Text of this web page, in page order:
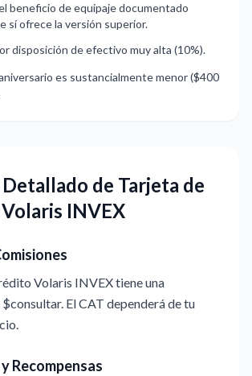
beneficio de equipaje documentado
sí ofrece la versión superior.
disposición de efectivo muy alta (10%).
es sustancialmente menor ($400
de Tarjeta de
INVEX
Volaris INVEX tiene una
El CAT dependerá de tu
Recompensas